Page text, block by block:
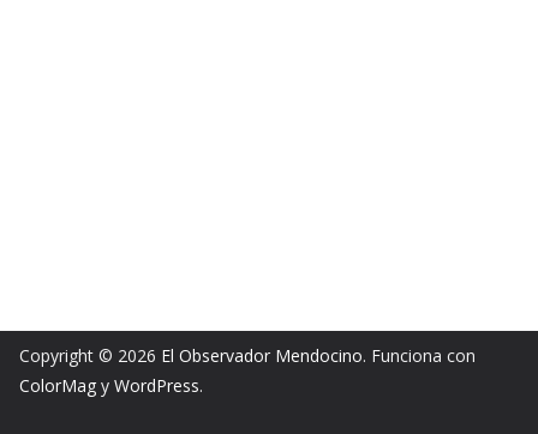
Copyright © 2026 El Observador Mendocino. Funciona con
ColorMag y WordPress.